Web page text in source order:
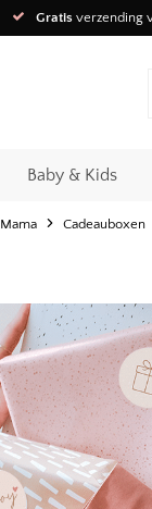
Gratis verzending
Baby & Kids
Mama Cadeauboxen